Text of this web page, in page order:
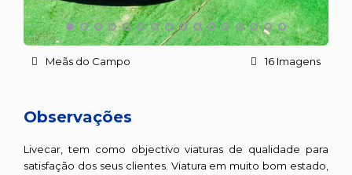
Meãs do Campo 16 Imagens
Observações
Livecar, tem como objectivo viaturas de qualidade para
satisfação dos seus clientes. Viatura em muito bom estado,